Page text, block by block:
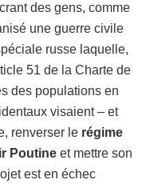
des gens, comme
une guerre civile
russe laquelle,
51 de la Charte de
des populations en
visaient – et
renverser le régime
Poutine et mettre son
est en échec